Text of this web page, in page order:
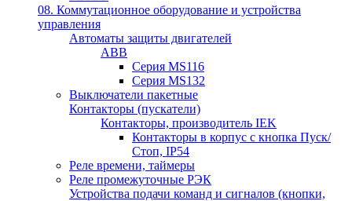
08. Коммутационное оборудование и устройства
управления
Автоматы защиты двигателей
ABB
Серия MS116
Серия MS132
Выключатели пакетные
Контакторы (пускатели)
Контакторы, производитель IEK
Контакторы в корпус с кнопка Пуск/
Стоп, IP54
Реле времени, таймеры
Реле промежуточные РЭК
Устройства подачи команд и сигналов (кнопки,